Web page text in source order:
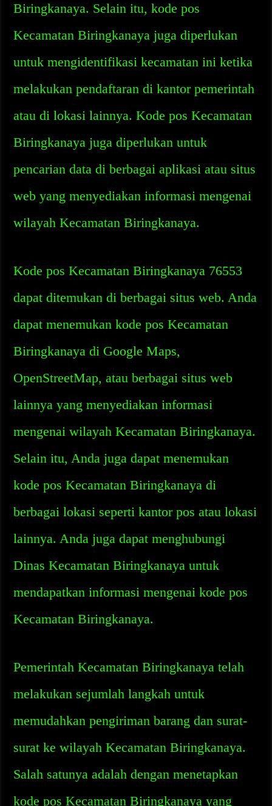
Biringkanaya. Selain itu, kode pos
Kecamatan Biringkanaya juga diperlukan
untuk mengidentifikasi kecamatan ini ketika
melakukan pendaftaran di kantor pemerintah
atau di lokasi lainnya. Kode pos Kecamatan
Biringkanaya juga diperlukan untuk
pencarian data di berbagai aplikasi atau situs
web yang menyediakan informasi mengenai
wilayah Kecamatan Biringkanaya.
Kode pos Kecamatan Biringkanaya 76553
dapat ditemukan di berbagai situs web. Anda
dapat menemukan kode pos Kecamatan
Biringkanaya di Google Maps,
OpenStreetMap, atau berbagai situs web
lainnya yang menyediakan informasi
mengenai wilayah Kecamatan Biringkanaya.
Selain itu, Anda juga dapat menemukan
kode pos Kecamatan Biringkanaya di
berbagai lokasi seperti kantor pos atau lokasi
lainnya. Anda juga dapat menghubungi
Dinas Kecamatan Biringkanaya untuk
mendapatkan informasi mengenai kode pos
Kecamatan Biringkanaya.
Pemerintah Kecamatan Biringkanaya telah
melakukan sejumlah langkah untuk
memudahkan pengiriman barang dan surat-
surat ke wilayah Kecamatan Biringkanaya.
Salah satunya adalah dengan menetapkan
kode pos Kecamatan Biringkanaya yang